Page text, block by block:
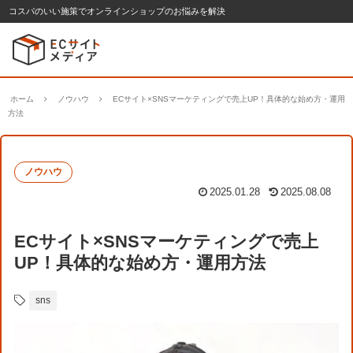
コスパのいい施策でオンラインショップのお悩みを解決
ホーム ノウハウ
ECサイト×SNSマーケティングで売上UP！具体的な始め方・運用
方法
ノウハウ
2025.01.28 2025.08.08
ECサイト×SNSマーケティングで売上
UP！具体的な始め方・運用方法
sns